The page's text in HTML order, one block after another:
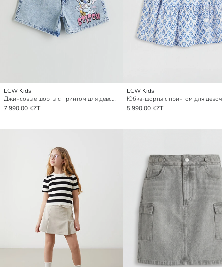
LCW Kids
Джинсовые шорты с принтом для девочек
7 990,00 KZT
LCW Kids
Юбка-шорты с принтом для
5 990,00 KZT